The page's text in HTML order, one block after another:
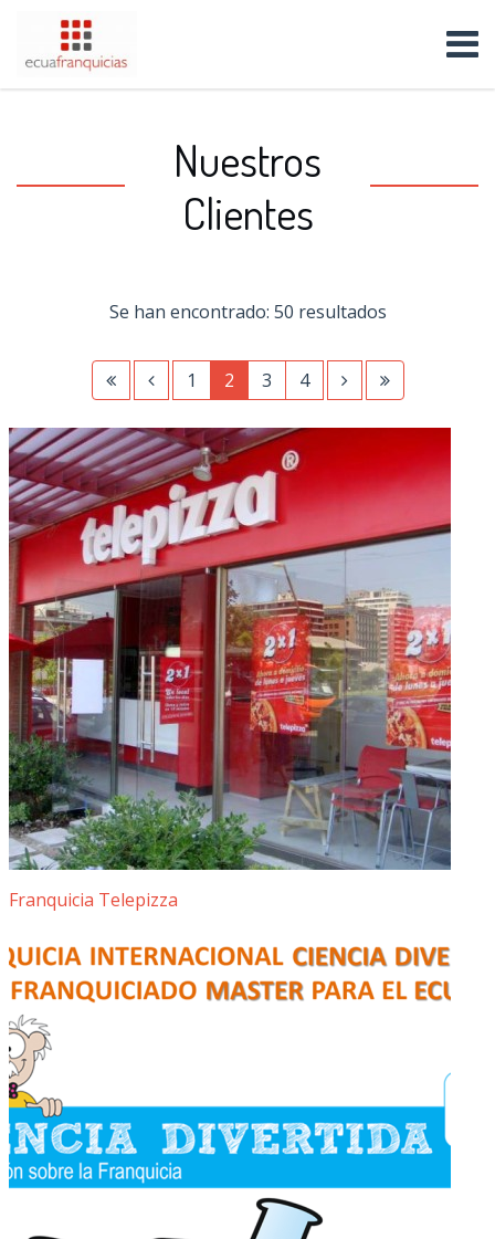
Nuestros
Clientes
Se han encontrado: 50 resultados
1 2 3 4
Franquicia Telepizza